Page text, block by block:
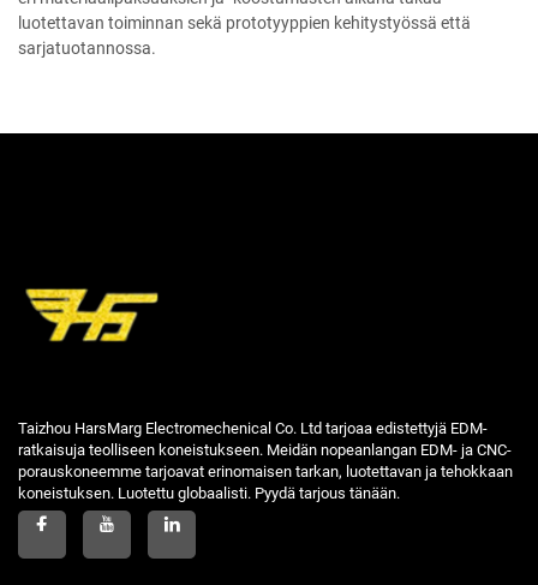
luotettavan toiminnan sekä prototyyppien kehitystyössä että
sarjatuotannossa.
Taizhou HarsMarg Electromechenical Co. Ltd tarjoaa edistettyjä EDM-
ratkaisuja teolliseen koneistukseen. Meidän nopeanlangan EDM- ja CNC-
porauskoneemme tarjoavat erinomaisen tarkan, luotettavan ja tehokkaan
koneistuksen. Luotettu globaalisti. Pyydä tarjous tänään.